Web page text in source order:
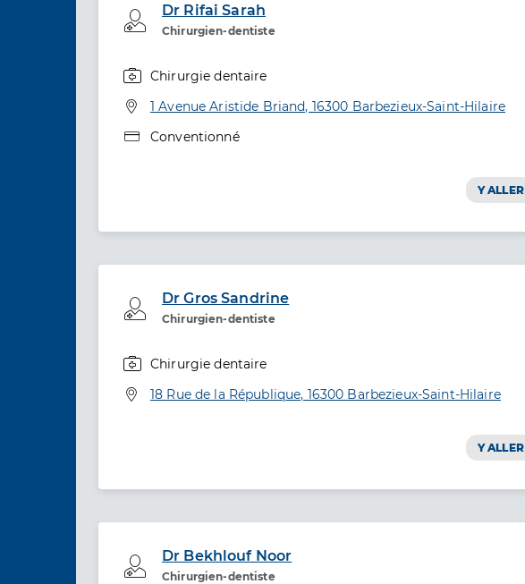
Dr Rifai Sarah
Chirurgien-dentiste
Professionel de santé
Chirurgie dentaire
Adresse
1 Avenue Aristide Briand, 16300 Barbezieux-Saint-Hilaire
Type de convention
Conventionné
Y ALLER
Dr Gros Sandrine
Chirurgien-dentiste
Professionel de santé
Chirurgie dentaire
Adresse
18 Rue de la République, 16300 Barbezieux-Saint-Hilaire
Y ALLER
Dr Bekhlouf Noor
Chirurgien-dentiste
Professionel de santé